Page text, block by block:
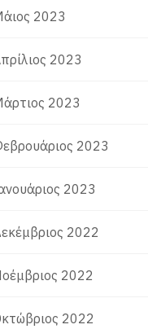
2023
2023
2023
2023
2023
2022
2022
2022